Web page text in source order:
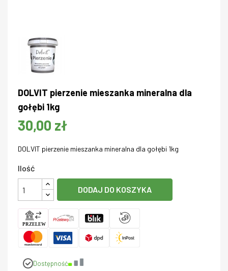
DOLVIT pierzenie mieszanka mineralna dla
gołębi 1kg
30,00 zł
DOLVIT pierzenie mieszanka mineralna dla gołębi 1kg
Ilość
DODAJ DO KOSZYKA
Dostępność